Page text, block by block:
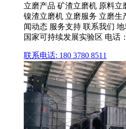
立磨产品 矿渣立磨机 原料
镍渣立磨机 立磨服务 立磨生
闻动态 服务支持 联系我们
国家可持续发展实验区 电话
联系电话: 180 3780 8511